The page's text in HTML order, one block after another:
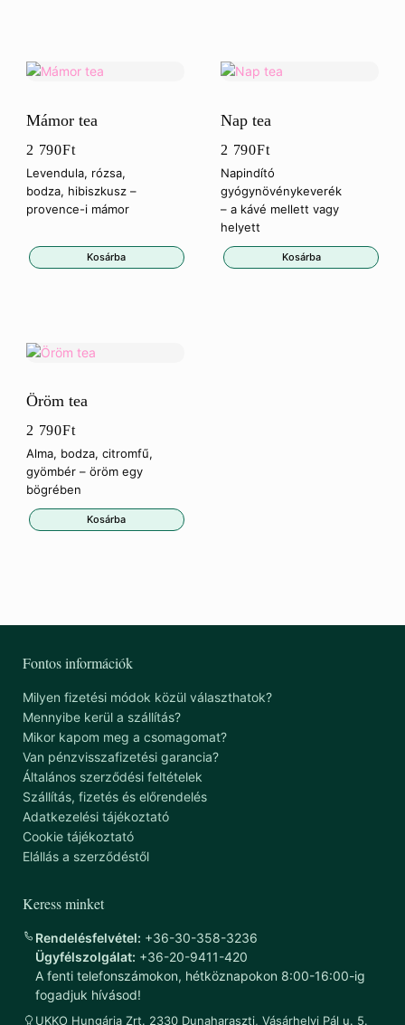
Mámor tea
2 790Ft
Levendula, rózsa,
bodza, hibiszkusz –
provence-i mámor
Kosárba
Nap tea
2 790Ft
Napindító
gyógynövénykeverék
– a kávé mellett vagy
helyett
Kosárba
Öröm tea
2 790Ft
Alma, bodza, citromfű,
gyömbér – öröm egy
bögrében
Kosárba
Fontos információk
Milyen fizetési módok közül választhatok?
Mennyibe kerül a szállítás?
Mikor kapom meg a csomagomat?
Van pénzvisszafizetési garancia?
Általános szerződési feltételek
Szállítás, fizetés és előrendelés
Adatkezelési tájékoztató
Cookie tájékoztató
Elállás a szerződéstől
Keress minket
Rendelésfelvétel: +36-30-358-3236
Ügyfélszolgálat: +36-20-9411-420
A fenti telefonszámokon, hétköznapokon 8:00-16:00-ig
fogadjuk hívásod!
UKKO Hungária Zrt. 2330 Dunaharaszti, Vásárhelyi Pál u. 5.